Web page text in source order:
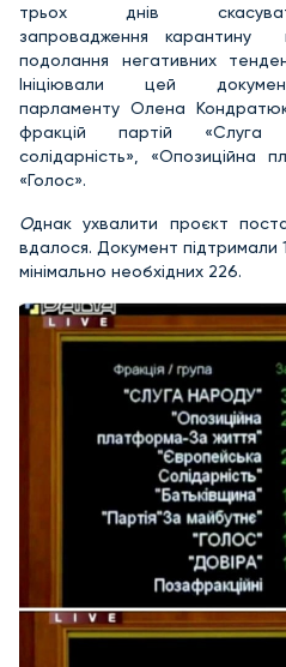
трьох днів
запровадження карантину
подолання негативних
Ініціювали цей
парламенту Олена Кондратюк
фракцій партій «Слуга
солідарність»,
«Голос».
Однак ухвалити проєкт
вдалося. Документ підтримали
мінімально необхідних 226.